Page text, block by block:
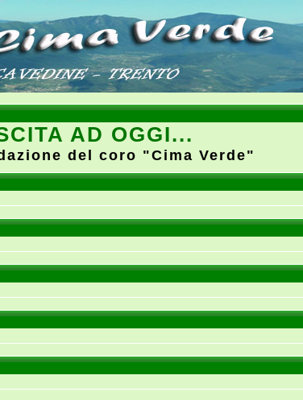
AD OGGI...
del coro "Cima Verde"